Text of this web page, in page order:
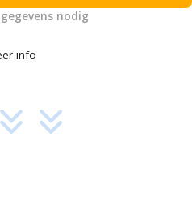
nodig
info